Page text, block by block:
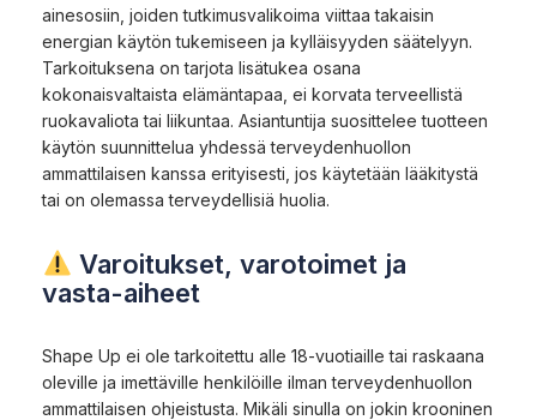
ainesosiin, joiden tutkimusvalikoima viittaa takaisin
energian käytön tukemiseen ja kylläisyyden säätelyyn.
Tarkoituksena on tarjota lisätukea osana
kokonaisvaltaista elämäntapaa, ei korvata terveellistä
ruokavaliota tai liikuntaa. Asiantuntija suosittelee tuotteen
käytön suunnittelua yhdessä terveydenhuollon
ammattilaisen kanssa erityisesti, jos käytetään lääkitystä
tai on olemassa terveydellisiä huolia.
Varoitukset, varotoimet ja
vasta-aiheet
Shape Up ei ole tarkoitettu alle 18-vuotiaille tai raskaana
oleville ja imettäville henkilöille ilman terveydenhuollon
ammattilaisen ohjeistusta. Mikäli sinulla on jokin krooninen